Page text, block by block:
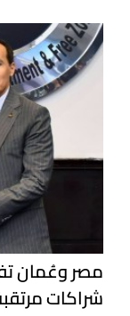
مصر وعُمان
شراكات